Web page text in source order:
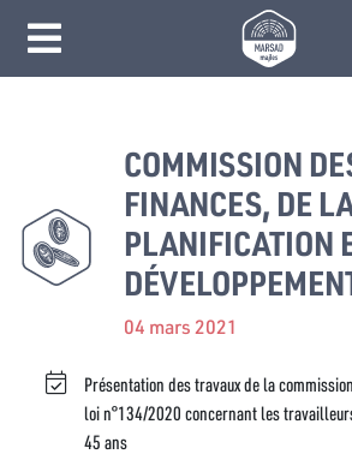
COMMISSION
FINANCES, DE
PLANIFICATION
04 mars 2021
Présentation des travaux de la
loi n°134/2020 concernant les
45 ans